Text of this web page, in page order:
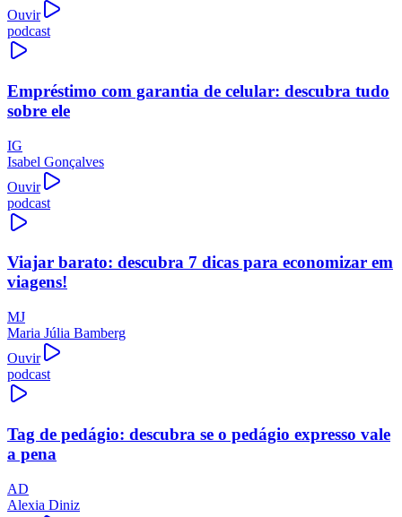
Ouvir
podcast
Empréstimo com garantia de celular: descubra tudo
sobre ele
IG
Isabel Gonçalves
Ouvir
podcast
Viajar barato: descubra 7 dicas para economizar em
viagens!
MJ
Maria Júlia Bamberg
Ouvir
podcast
Tag de pedágio: descubra se o pedágio expresso vale
a pena
AD
Alexia Diniz